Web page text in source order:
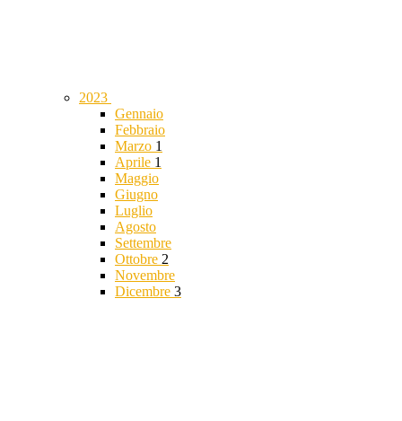
2023
Gennaio
Febbraio
Marzo 1
Aprile 1
Maggio
Giugno
Luglio
Agosto
Settembre
Ottobre 2
Novembre
Dicembre 3